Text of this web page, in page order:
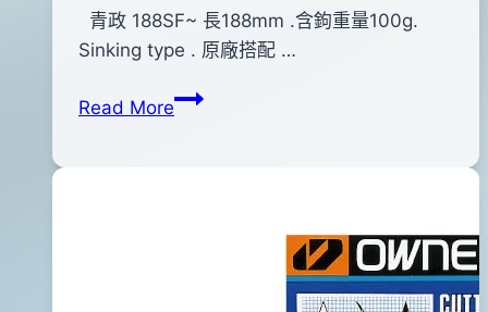
Bybc
pro-
2015
年
月
青政 188SF~ 長188mm .含鉤重量100g.
Sinking type . 原廠搭配 …
Read MoreDUO
148S/188SF(烏